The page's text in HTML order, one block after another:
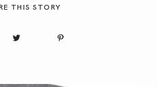
THIS STORY